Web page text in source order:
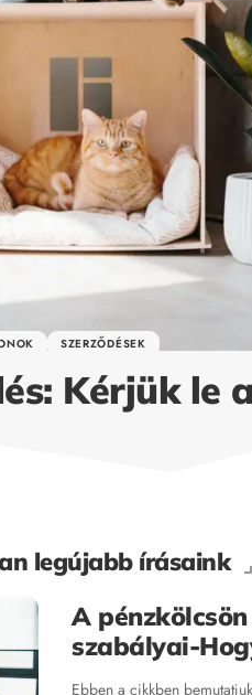
SZERZŐDÉSEK
Kérjük le
legújabb írásaink
A
szabályai-
Ebben a cikkben